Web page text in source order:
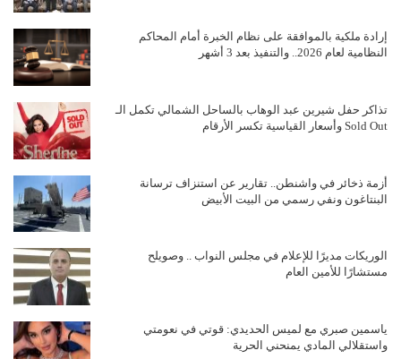
إرادة ملكية بالموافقة على نظام الخبرة أمام المحاكم
النظامية لعام 2026.. والتنفيذ بعد 3 أشهر
تذاكر حفل شيرين عبد الوهاب بالساحل الشمالي تكمل الـ
Sold Out وأسعار القياسية تكسر الأرقام
أزمة ذخائر في واشنطن.. تقارير عن استنزاف ترسانة
البنتاغون ونفي رسمي من البيت الأبيض
الوريكات مديرًا للإعلام في مجلس النواب .. وصويلح
مستشارًا للأمين العام
ياسمين صبري مع لميس الحديدي: قوتي في نعومتي
واستقلالي المادي يمنحني الحرية